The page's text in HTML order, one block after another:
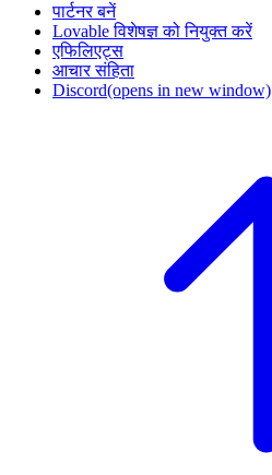
पार्टनर बनें
Lovable विशेषज्ञ को नियुक्त करें
एफिलिएट्स
आचार संहिता
Discord(opens in new window)